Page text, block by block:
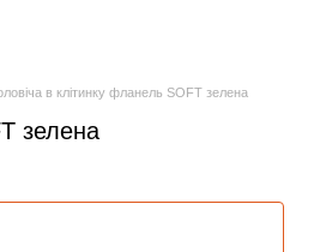
в клітинку фланель SOFT зелена
зелена